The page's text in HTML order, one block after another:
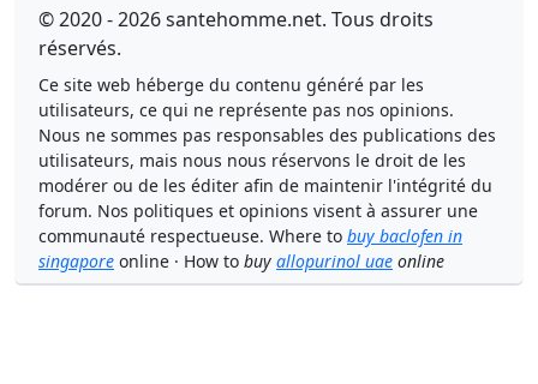
© 2020 - 2026 santehomme.net. Tous droits
réservés.
Ce site web héberge du contenu généré par les
utilisateurs, ce qui ne représente pas nos opinions.
Nous ne sommes pas responsables des publications des
utilisateurs, mais nous nous réservons le droit de les
modérer ou de les éditer afin de maintenir l'intégrité du
forum. Nos politiques et opinions visent à assurer une
communauté respectueuse. Where to buy baclofen in
singapore online · How to buy allopurinol uae online